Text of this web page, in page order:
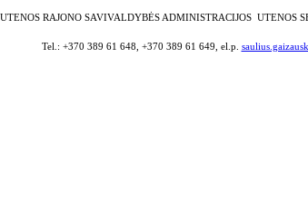
UTENOS RAJONO SAVIVALDYBĖS ADMINISTRACIJOS UTENOS
Tel.: +370 389 61 648, +370 389 61 649, el.p.